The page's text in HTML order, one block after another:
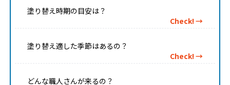
塗り替え時期の目安は？
Check! →
塗り替え適した季節はあるの？
Check! →
どんな職人さんが来るの？